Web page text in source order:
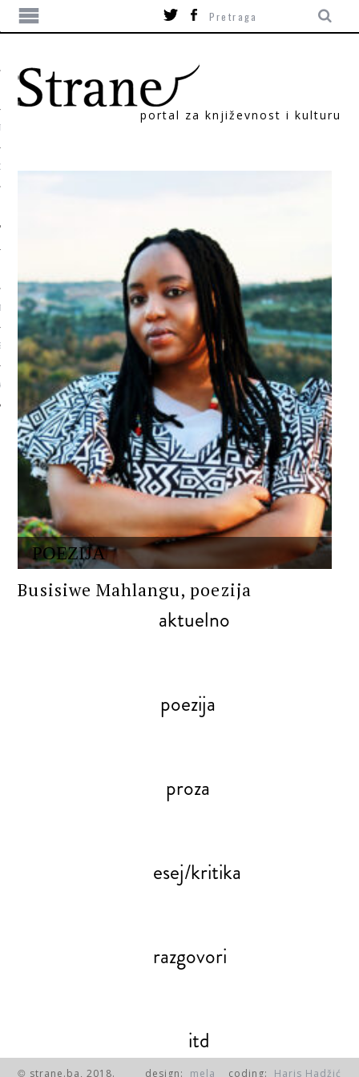
portal za književnost i kulturu
POEZIJA
Busisiwe Mahlangu, poezija
aktuelno
poezija
proza
esej/kritika
razgovori
itd
© strane.ba, 2018. design: mela coding: Haris Hadžić